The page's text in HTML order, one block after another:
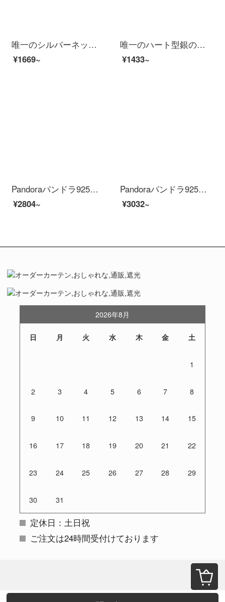
唯一のシルバーネックレス女性ファッションアクセサリーペンダントカップル鎖骨チェーン999足銀アクセサリーは彼女の誕生日プレゼントにスワロフスキーのジルコンの広告ギフトボックスをはめ込みます。
¥1669~
唯一のハート型銀のネックレスは、女性のファッションアクセサリーがぶら下がっています。カップルの鎖骨チェーン999足の銀のアクセサリーは、彼女にプレゼントします。スワロフスキーのジルコニアの証明書が付いています。
¥1433~
Pandoraパンドラ925銀の指輪の手描きの連心の指輪198696 C 00ファッションアクセサリーの彼女の贈り物
¥2804~
Pandoraパンドラ925銀の指輪の多角形の指輪198343 CZファッションアクセサリーの彼女の贈り物
¥3032~
2026年8月
日 月 火 水 木 金 土
1
2 3 4 5 6 7 8
9 10 11 12 13 14 15
16 17 18 19 20 21 22
23 24 25 26 27 28 29
30 31
定休日：土日祝
ご注文は24時間受付けております